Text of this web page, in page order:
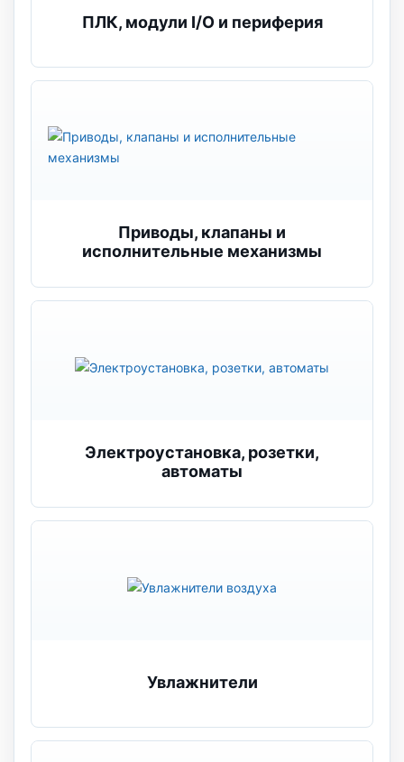
ПЛК, модули I/O и периферия
Приводы, клапаны и
исполнительные механизмы
Электроустановка, розетки,
автоматы
Увлажнители